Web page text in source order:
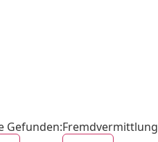
Gefunden:Fremdvermittlung